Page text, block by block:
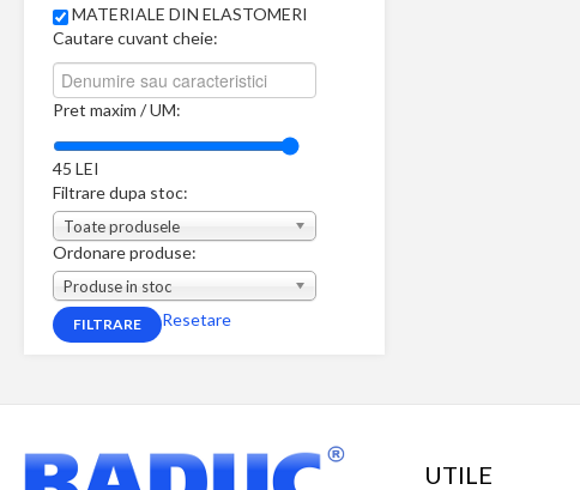
MATERIALE DIN ELASTOMERI
Cautare cuvant cheie:
Pret maxim / UM:
45 LEI
Filtrare dupa stoc:
Toate produsele
Ordonare produse:
Produse in stoc
Resetare
UTILE